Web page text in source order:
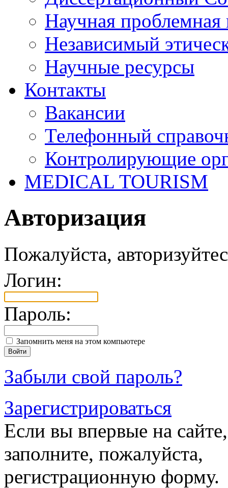
Научная проблемная
Независимый
Научные ресурсы
Контакты
Вакансии
Телефонный
Контролирующие
MEDICAL TOURISM
Авторизация
Пожалуйста,
Логин:
Пароль:
Запомнить меня на этом компьютере
Забыли свой пароль?
Зарегистрироваться
Если вы впервые на сайте,
заполните, пожалуйста,
регистрационную форму.